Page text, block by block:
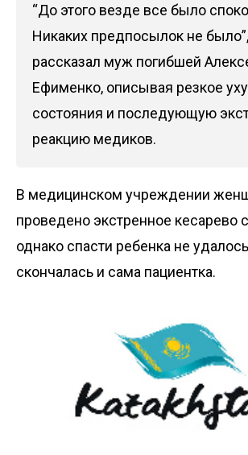
“До этого везде все было
Никаких предпосылок не
рассказал муж погибшей
Ефименко, описывая резкое
состояния и последующую
реакцию медиков.
В медицинском учреждении
проведено экстренное кесарево
однако спасти ребенка не
скончалась и сама пациентка.